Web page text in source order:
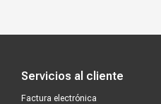
Servicios al cliente
Factura electrónica